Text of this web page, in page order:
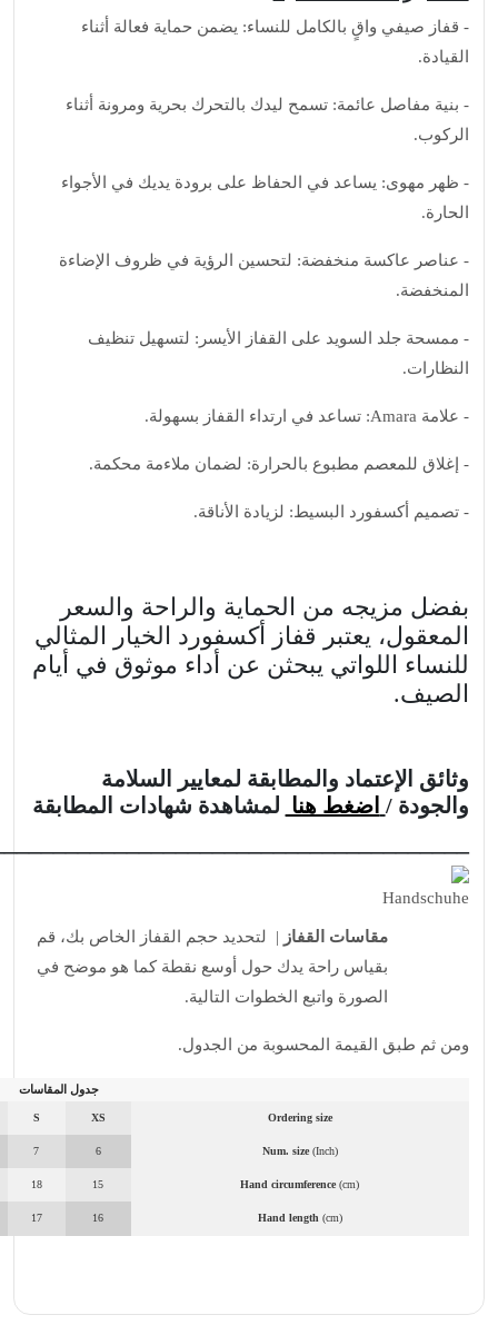
- قفاز صيفي واقٍ بالكامل للنساء: يضمن حماية فعالة أثناء
القيادة.
- بنية مفاصل عائمة: تسمح ليدك بالتحرك بحرية ومرونة أثناء
الركوب.
- ظهر مهوى: يساعد في الحفاظ على برودة يديك في الأجواء
الحارة.
- عناصر عاكسة منخفضة: لتحسين الرؤية في ظروف الإضاءة
المنخفضة.
- ممسحة جلد السويد على القفاز الأيسر: لتسهيل تنظيف
النظارات.
- علامة Amara: تساعد في ارتداء القفاز بسهولة.
- إغلاق للمعصم مطبوع بالحرارة: لضمان ملاءمة محكمة.
- تصميم أكسفورد البسيط: لزيادة الأناقة.
بفضل مزيجه من الحماية والراحة والسعر
المعقول، يعتبر قفاز أكسفورد الخيار المثالي
للنساء اللواتي يبحثن عن أداء موثوق في أيام
الصيف.
وثائق الإعتماد والمطابقة لمعايير السلامة
والجودة / اضغط هنا لمشاهدة شهادات المطابقة
مقاسات القفاز | لتحديد حجم القفاز الخاص بك، قم
بقياس راحة يدك حول أوسع نقطة كما هو موضح في
الصورة واتبع الخطوات التالية.
ومن ثم طبق القيمة المحسوبة من الجدول.
جدول المقاسات
Ordering size
XS
S
Num. size (Inch)
6
7
Hand circumference(cm)
15
18
Hand length (cm)
16
17